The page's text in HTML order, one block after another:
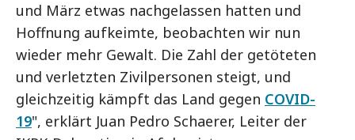
und März etwas nachgelassen hatten und
Hoffnung aufkeimte, beobachten wir nun
wieder mehr Gewalt. Die Zahl der getöteten
und verletzten Zivilpersonen steigt, und
gleichzeitig kämpft das Land gegen COVID-
19", erklärt Juan Pedro Schaerer, Leiter der